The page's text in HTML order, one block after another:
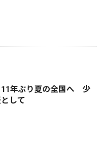
年ぶり夏の全国へ 少
して